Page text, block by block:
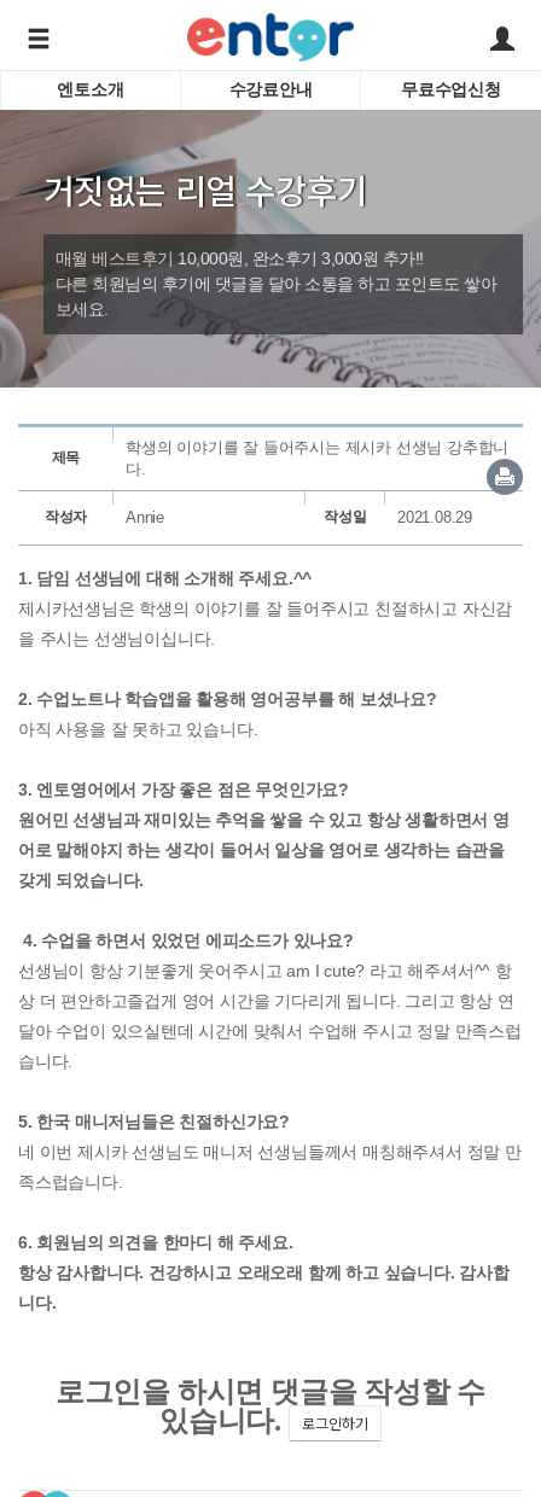
학습도우미 G1
바로가기
서비스안내
강사소개
회사소개
어린이
영자신
수업
엔토소개 수강료안내 무료수업신청
거짓없는 리얼 수강후기
매월 베스트후기 10,000원, 완소후기 3,000원 추가!!
다른 회원님의 후기에 댓글을 달아 소통을 하고 포인트도 쌓아
보세요.
제목
학생의 이야기를 잘 들어주시는 제시카 선생님 강추합니
다.
작성자 Annie 작성일 2021.08.29
1. 담임 선생님에 대해 소개해 주세요.^^
제시카선생님은 학생의 이야기를 잘 들어주시고 친절하시고 자신감
을 주시는 선생님이십니다.
2. 수업노트나 학습앱을 활용해 영어공부를 해 보셨나요?
아직 사용을 잘 못하고 있습니다.
3. 엔토영어에서 가장 좋은 점은 무엇인가요?
원어민 선생님과 재미있는 추억을 쌓을 수 있고 항상 생활하면서 영
어로 말해야지 하는 생각이 들어서 일상을 영어로 생각하는 습관을
갖게 되었습니다.
4. 수업을 하면서 있었던 에피소드가 있나요?
선생님이 항상 기분좋게 웃어주시고 am I cute? 라고 해주셔서^^ 항
상 더 편안하고즐겁게 영어 시간을 기다리게 됩니다. 그리고 항상 연
달아 수업이 있으실텐데 시간에 맞춰서 수업해 주시고 정말 만족스럽
습니다.
5. 한국 매니저님들은 친절하신가요?
네 이번 제시카 선생님도 매니저 선생님들께서 매칭해주셔서 정말 만
족스럽습니다.
6. 회원님의 의견을 한마디 해 주세요.
항상 감사합니다. 건강하시고 오래오래 함께 하고 싶습니다. 감사합
니다.